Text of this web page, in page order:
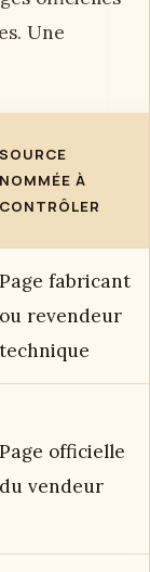
Une
SOURCE
NOMMÉE À
CONTRÔLER
Page fabricant
ou revendeur
technique
Page officielle
du vendeur